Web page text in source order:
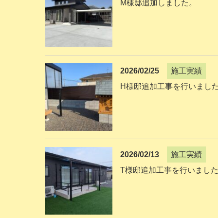
M様邸追加しました。
2026/02/25
施工実績
H様邸追加工事を行いました
2026/02/13
施工実績
T様邸追加工事を行いました